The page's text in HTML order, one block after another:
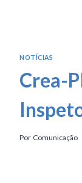
NOTÍCIAS
Crea-
Por Comunicação